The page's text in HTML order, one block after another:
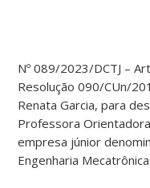
Nº 089/2023/DCTJ –
Resolução 090/CUn/
Renata Garcia, para
Professora
empresa júnior
Engenharia Mecatrônica